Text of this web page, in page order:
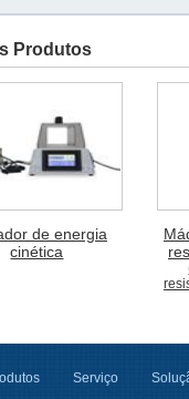
Produtos
de energia
cinética
Serviço